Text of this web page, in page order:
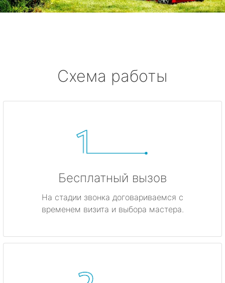
Схема работы
Бесплатный вызов
На стадии звонка договариваемся с
временем визита и выбора мастера.